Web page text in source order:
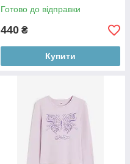
Готово до відправки
440 ₴
Купити